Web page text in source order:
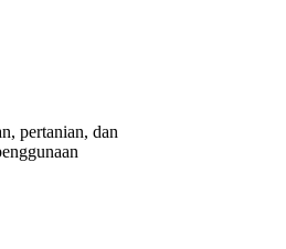
pertanian, dan